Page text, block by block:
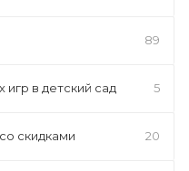
89
в детский сад 5
скидками 20